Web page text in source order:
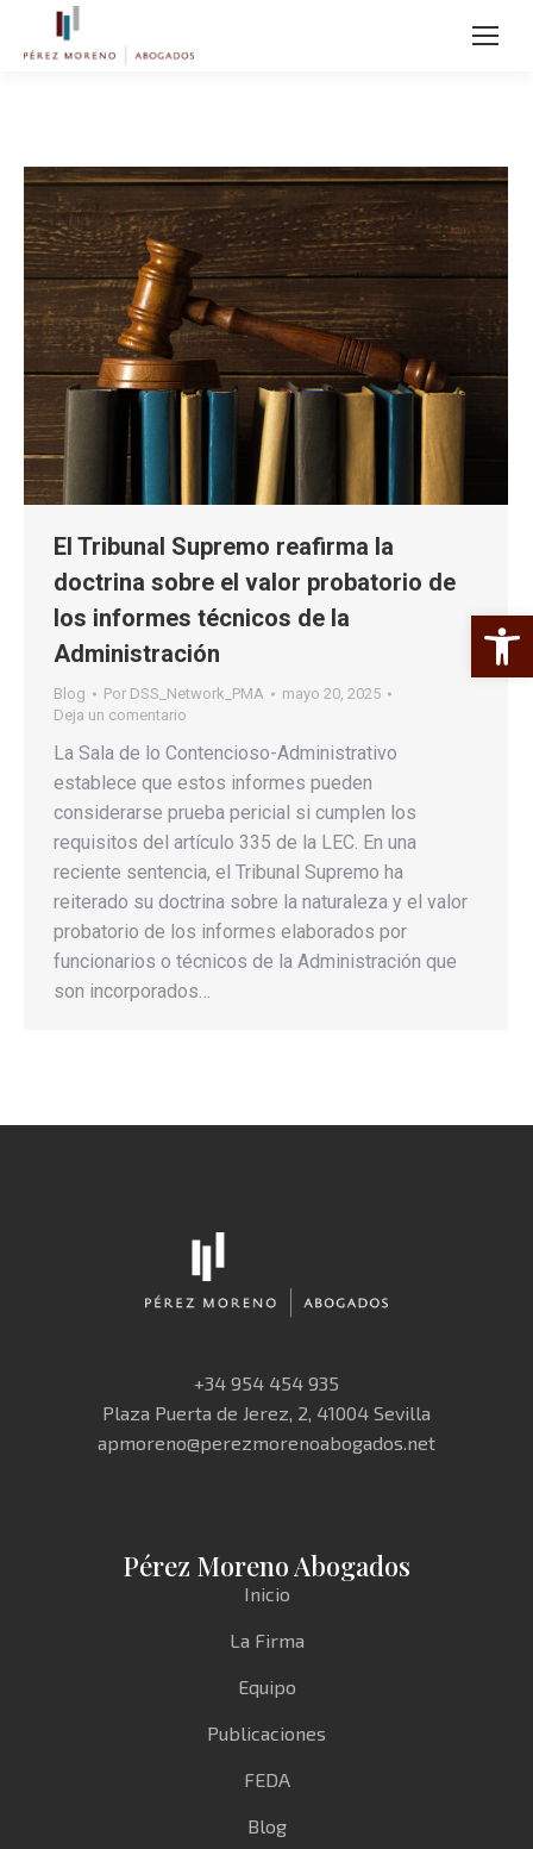
Abrir
El Tribunal Supremo reafirma la
doctrina sobre el valor probatorio de
los informes técnicos de la
Administración
Blog Por DSS_Network_PMA
mayo 20, 2025
Deja un comentario
La Sala de lo Contencioso-Administrativo
establece que estos informes pueden
considerarse prueba pericial si cumplen los
requisitos del artículo 335 de la LEC. En una
reciente sentencia, el Tribunal Supremo ha
reiterado su doctrina sobre la naturaleza y el valor
probatorio de los informes elaborados por
funcionarios o técnicos de la Administración que
son incorporados…
+34 954 454 935
Plaza Puerta de Jerez, 2, 41004 Sevilla
apmoreno@perezmorenoabogados.net
Pérez Moreno Abogados
Inicio
La Firma
Equipo
Publicaciones
FEDA
Blog